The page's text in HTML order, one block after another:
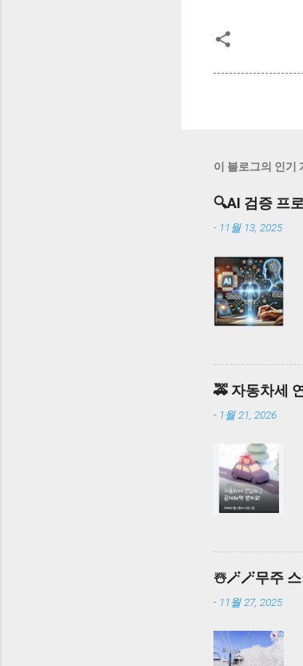
이 블로그의 인기
🔍AI 검증 프
- 11월 13, 2025
🚕 자동차세
- 1월 21, 2026
☃️🪄🪄무주
- 11월 27, 2025